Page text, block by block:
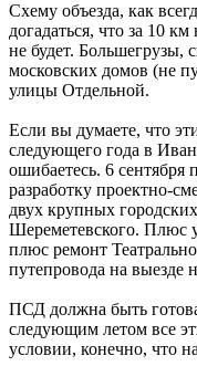
Схему объезда, как
догадаться, что за 10
не будет. Большегрузы,
московских домов (не
улицы Отдельной.
Если вы думаете, что
следующего года в
ошибаетесь. 6 сентября
разработку проектно-
двух крупных
Шереметевского. Плюс
плюс ремонт
путепровода на выезде
ПСД должна быть
следующим летом все
условии, конечно, что